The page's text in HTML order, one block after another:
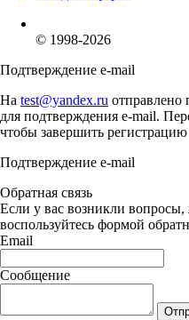
© 1998-2026
Подтверждение e-mail
На test@yandex.ru отправлено
для подтверждения e-mail.
чтобы завершить регистрацию
Подтверждение e-mail
Обратная связь
Если у вас возникли
воспользуйтесь формой
Email
Сообщение